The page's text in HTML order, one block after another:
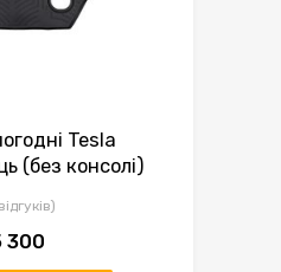
Tesla
(без консолі)
300